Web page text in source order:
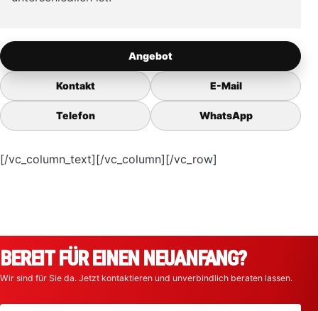
Angebot
Kontakt E-Mail
Telefon WhatsApp
[/vc_column_text][/vc_column][/vc_row]
BEREIT FÜR EINEN NEUANFANG?
Wir sind für Sie da. Jetzt kontaktieren und unverbindlich beraten lassen.